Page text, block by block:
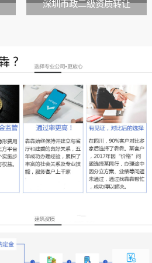
深圳市政二级资质转让